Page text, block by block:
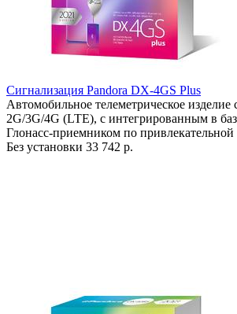
Сигнализация Pandora DX-4GS Plus
Автомобильное телеметрическое изделие
2G/3G/4G (LTE), с интегрированным в
Глонасс-приемником по привлекательной
Без установки 33 742 р.